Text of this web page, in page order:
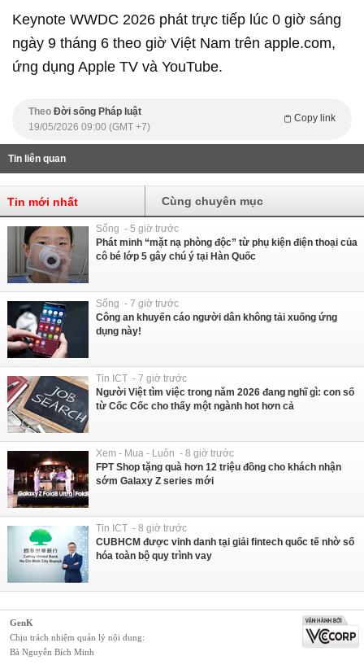
Keynote WWDC 2026 phát trực tiếp lúc 0 giờ sáng
ngày 9 tháng 6 theo giờ Việt Nam trên apple.com,
ứng dụng Apple TV và YouTube.
Theo Đời sống Pháp luật
Copy link
19/05/2026 09:00 (GMT +7)
Tin liên quan
Tin mới nhất Cùng chuyên mục
Sống - 5 giờ trước
Phát minh “mặt nạ phòng độc” từ phụ kiện điện thoại của
cô bé lớp 5 gây chú ý tại Hàn Quốc
Sống - 7 giờ trước
Công an khuyến cáo người dân không tải xuống ứng
dụng này!
Tin ICT - 7 giờ trước
Người Việt tìm việc trong năm 2026 đang nghĩ gì: con số
từ Cốc Cốc cho thấy một ngành hot hơn cả
Xem - Mua - Luôn - 8 giờ trước
FPT Shop tặng quà hơn 12 triệu đồng cho khách nhận
sớm Galaxy Z series mới
Tin ICT - 8 giờ trước
CUBHCM được vinh danh tại giải fintech quốc tế nhờ số
hóa toàn bộ quy trình vay
GenK
Chịu trách nhiệm quản lý nội dung:
Bà Nguyễn Bích Minh